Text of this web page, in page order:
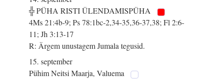
╬ PÜHA RISTI ÜLENDAMISPÜHA
4Ms 21:4b-9; Ps 78:1bc-2,34-35,36-37,38; Fl 2:6-
11; Jh 3:13-17
R: Ärgem unustagem Jumala tegusid.
15. september
Pühim Neitsi Maarja, Valuema